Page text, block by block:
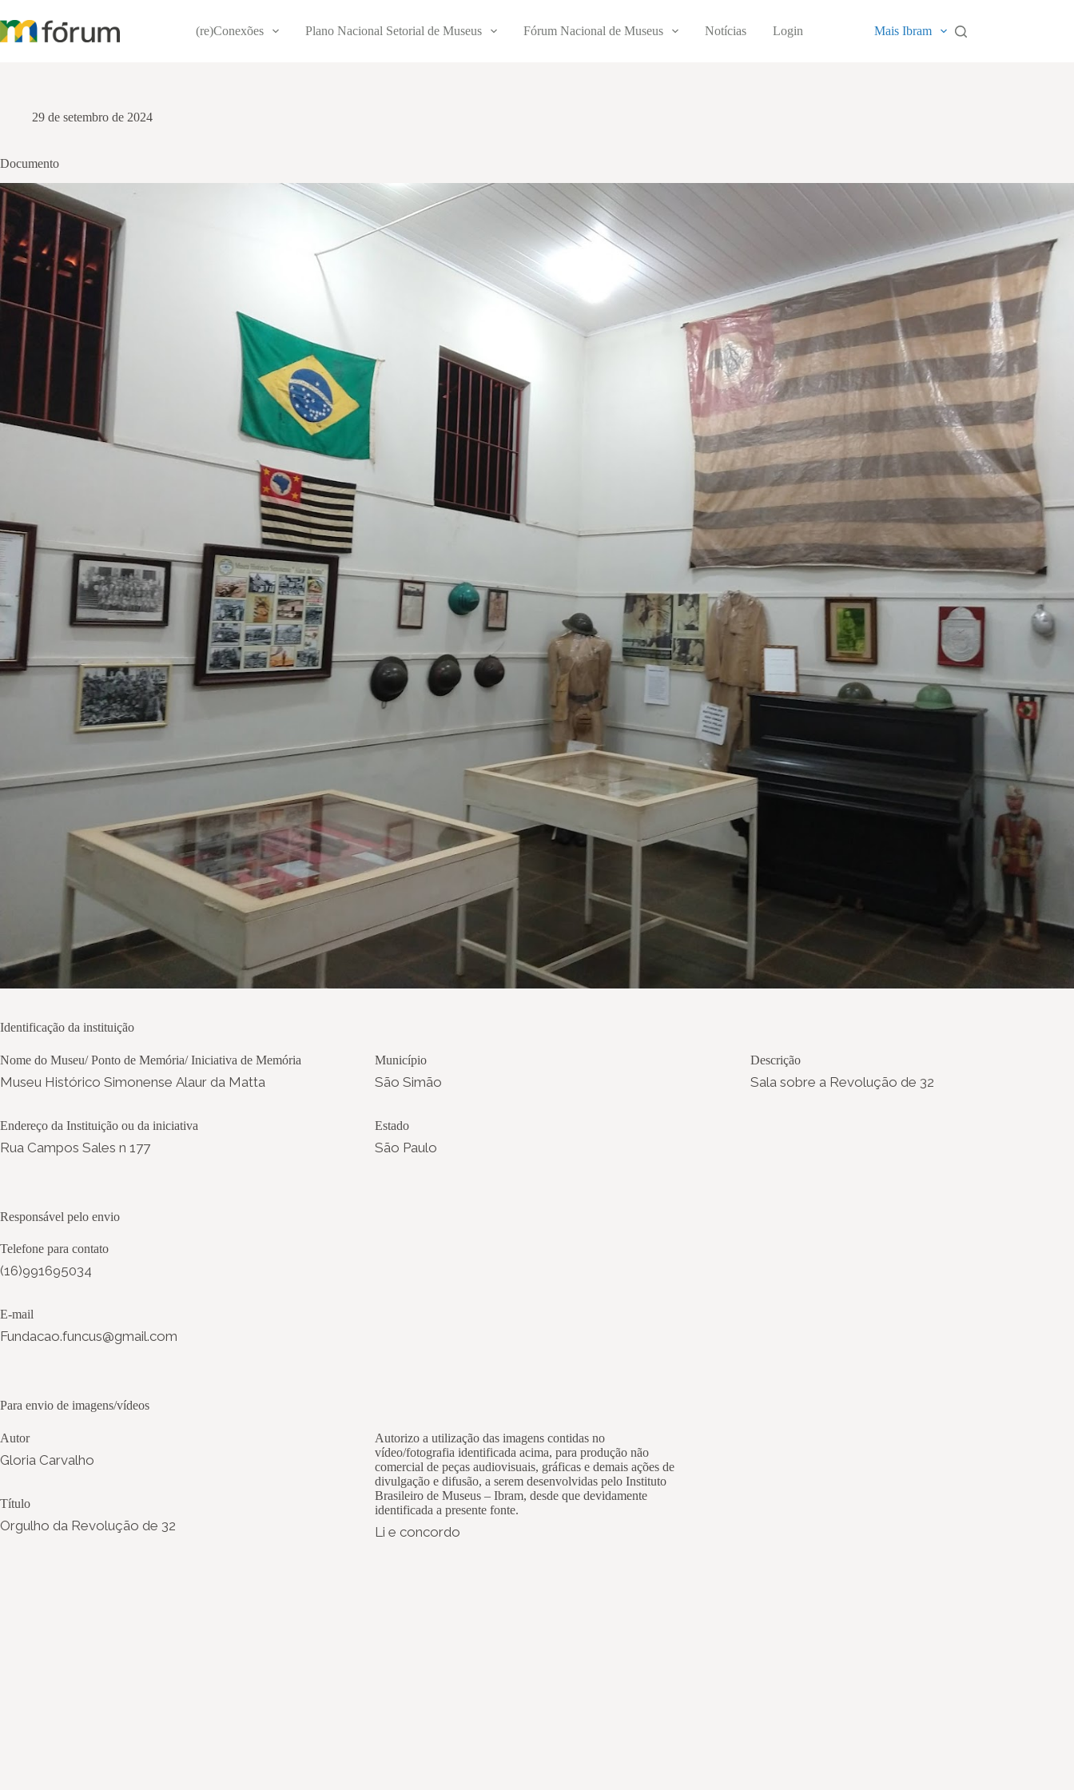
para
o
(re)Conexões Plano Nacional Setorial de Museus Fórum Nacional de Museus Notícias Login Mais Ibram
29 de setembro de 2024
Documento
Identificação da instituição
Nome do Museu/ Ponto de Memória/ Iniciativa de Memória
Museu Histórico Simonense Alaur da Matta
Endereço da Instituição ou da iniciativa
Rua Campos Sales n 177
Município
São Simão
Estado
São Paulo
Descrição
Sala sobre a Revolução de 32
Responsável pelo envio
Telefone para contato
(16)991695034
E-mail
Fundacao.funcus@gmail.com
Para envio de imagens/vídeos
Autor
Gloria Carvalho
Título
Orgulho da Revolução de 32
Autorizo a utilização das imagens contidas no
vídeo/fotografia identificada acima, para produção não
comercial de peças audiovisuais, gráficas e demais ações de
divulgação e difusão, a serem desenvolvidas pelo Instituto
Brasileiro de Museus – Ibram, desde que devidamente
identificada a presente fonte.
Li e concordo